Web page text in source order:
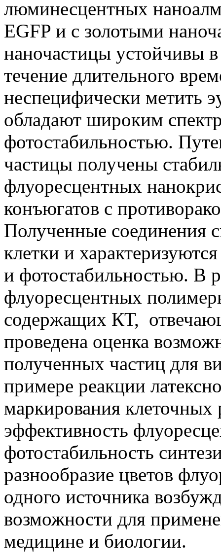
люминесцентных
EGFP и с золотыми
наночастицы устойчивы
течение длительного
неспецифически метить
обладают широким
фотостабильностью.
частицы получены
флуоресцентных
конъюгатов с
Полученные соединения
клетки и
и фотостабильностью. В
флуоресцентных
содержащих КТ,
проведена оценка
полученных частиц для
примере реакции
маркирования клеточных
эффективность
фотостабильность
разнообразие цветов
одного источника
возможности для
медицине и биологии.